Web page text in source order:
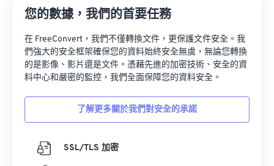
首次發布：1997 年 2 月 12 日
實用連結：
您的數據，我們的首要任務
在 FreeConvert，我們不僅轉換文件，更保護文件安全。我
們強大的安全框架確保您的資料始終安全無虞，無論您轉換
的是影像、影片還是文件。憑藉先進的加密技術、安全的資
料中心和嚴密的監控，我們全面保障您的資料安全。
了解更多關於我們對安全的承諾
SSL/TLS 加密